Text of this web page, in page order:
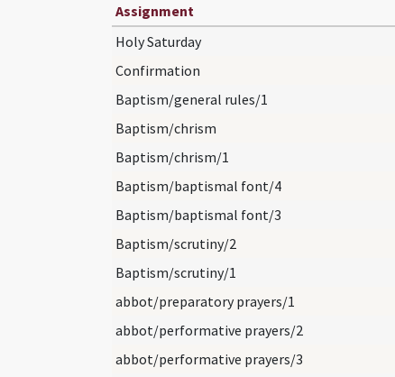
Assignment
Holy Saturday
Confirmation
Baptism/general rules/1
Baptism/chrism
Baptism/chrism/1
Baptism/baptismal font/4
Baptism/baptismal font/3
Baptism/scrutiny/2
Baptism/scrutiny/1
abbot/preparatory prayers/1
abbot/performative prayers/2
abbot/performative prayers/3